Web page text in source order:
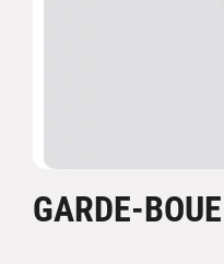
GARDE-